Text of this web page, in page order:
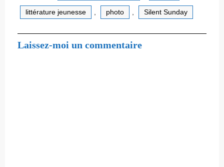
littérature jeunesse photo Silent Sunday
Laissez-moi un commentaire